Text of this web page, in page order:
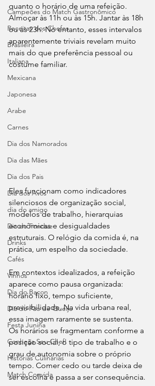
Campeões do Match Gastronômico
Receitas dos Chefes
Brasileira
Italiana
Mexicana
Japonesa
Arabe
Carnes
Dia dos Namorados
Dia das Mães
Dia dos Pais
Dia dos Avós
dia do amigo
Dia do Fondue
Drinks
Cafés
Vinhos
Dia do Bacon
Dia do Pão de Queijo
Festa Junina
Conheça Seu Chef!
Histórias Culinárias
Match Convida
quanto o horário de uma refeição.
Almoçar às 11h ou às 15h. Jantar às 18h
ou às 23h. No entanto, esses intervalos
aparentemente triviais revelam muito
mais do que preferência pessoal ou
costume familiar.
Eles funcionam como indicadores
silenciosos de organização social,
modelos de trabalho, hierarquias
econômicas e desigualdades
estruturais. O relógio da comida é, na
prática, um espelho da sociedade.
Em contextos idealizados, a refeição
aparece como pausa organizada:
horário fixo, tempo suficiente,
previsibilidade. Na vida urbana real,
essa imagem raramente se sustenta.
Os horários se fragmentam conforme a
posição social, o tipo de trabalho e o
grau de autonomia sobre o próprio
tempo. Comer cedo ou tarde deixa de
ser escolha e passa a ser consequência.